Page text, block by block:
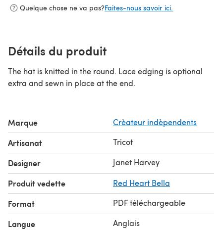
Quelque chose ne va pas?Faites-nous savoir ici.
Détails du produit
The hat is knitted in the round. Lace edging is optional
extra and sewn in place at the end.
Marque Crèateur indèpendents
Artisanat Tricot
Designer Janet Harvey
Produit vedette Red Heart Bella
Format PDF téléchargeable
Langue Anglais